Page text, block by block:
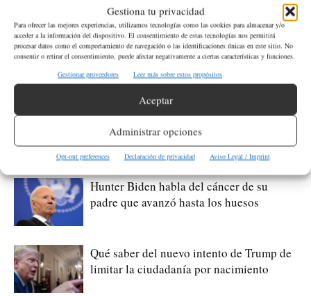
Gestiona tu privacidad
Para ofrecer las mejores experiencias, utilizamos tecnologías como las cookies para almacenar y/o
acceder a la información del dispositivo. El consentimiento de estas tecnologías nos permitirá
procesar datos como el comportamiento de navegación o las identificaciones únicas en este sitio. No
consentir o retirar el consentimiento, puede afectar negativamente a ciertas características y funciones.
Gestionar proveedores
Leer más sobre estos propósitos
Aceptar
Administrar opciones
Opt-out preferences Declaración de privacidad Aviso Legal / Imprint
Artículo anterior
Trump despide a comisionada
de estadísticas laborales por
raquítico reporte de empleos
Artículo siguiente
Informan sobre posibles casos
de tuberculosis en centro ICE de
Tacoma y denuncian
Artículos relacionados Más del autor
Hunter Biden habla del cáncer de su
padre que avanzó hasta los huesos
Qué saber del nuevo intento de Trump de
limitar la ciudadanía por nacimiento